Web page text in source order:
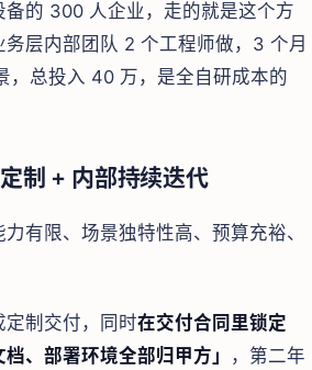
的 300 人企业，走的就是这个方
层内部团队 2 个工程师做，3 个月
，总投入 40 万，是全自研成本的
制 + 内部持续迭代
有限、场景独特性高、预算充裕、
制交付，同时在交付合同里锁定
、部署环境全部归甲方」
，第二年